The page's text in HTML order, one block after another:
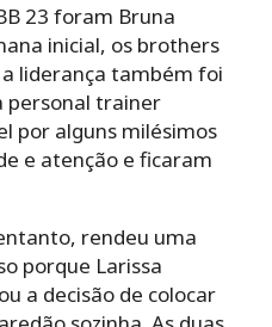
23 foram Bruna
inicial, os brothers
liderança também foi
personal trainer
por alguns milésimos
e atenção e ficaram
rendeu uma
porque Larissa
a decisão de colocar